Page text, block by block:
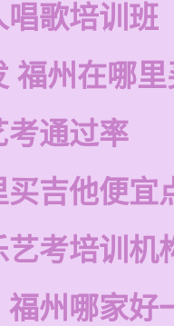
唱歌培训班
福州在哪
考通过率
买吉他便宜
艺考培训机
福州哪家好